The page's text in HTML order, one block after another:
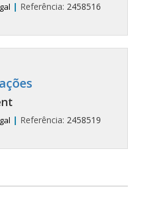
| Referência: 2458516
| Referência: 2458519